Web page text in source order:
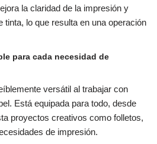
la claridad de la impresión y
tinta, lo que resulta en una operación
para cada necesidad de
versátil al trabajar con
Está equipada para todo, desde
proyectos creativos como folletos,
de impresión.